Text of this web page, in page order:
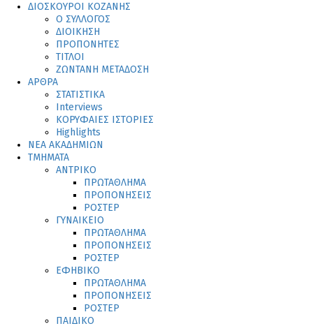
ΔΙΟΣΚΟΥΡΟΙ ΚΟΖΑΝΗΣ
Ο ΣΥΛΛΟΓΟΣ
ΔΙΟΙΚΗΣΗ
ΠΡΟΠΟΝΗΤΕΣ
ΤΙΤΛΟΙ
ΖΩΝΤΑΝΗ ΜΕΤΑΔΟΣΗ
ΑΡΘΡΑ
ΣΤΑΤΙΣΤΙΚΑ
Interviews
ΚΟΡΥΦΑΙΕΣ ΙΣΤΟΡΙΕΣ
Highlights
ΝΕΑ ΑΚΑΔΗΜΙΩΝ
ΤΜΗΜΑΤΑ
ΑΝΤΡΙΚΟ
ΠΡΩΤΑΘΛΗΜΑ
ΠΡΟΠΟΝΗΣΕΙΣ
ΡΟΣΤΕΡ
ΓΥΝΑΙΚΕΙΟ
ΠΡΩΤΑΘΛΗΜΑ
ΠΡΟΠΟΝΗΣΕΙΣ
ΡΟΣΤΕΡ
ΕΦΗΒΙΚΟ
ΠΡΩΤΑΘΛΗΜΑ
ΠΡΟΠΟΝΗΣΕΙΣ
ΡΟΣΤΕΡ
ΠΑΙΔΙΚΟ